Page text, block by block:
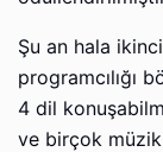
Şu an hala
programcılığı
4 dil
ve birçok